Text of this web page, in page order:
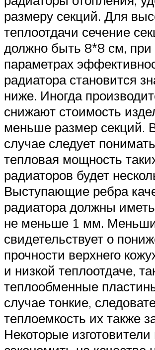
размеру секций. Для
теплоотдачи сечение
должно быть 8*8 см,
параметрах
радиатора становится
ниже. Иногда
снижают стоимость
меньше размер секций.
случае следует
тепловая мощность
радиаторов будет
Выступающие ребра
радиатора должны
не меньше 1 мм.
свидетельствует о
прочности верхнего
и низкой теплоотдаче,
теплообменные
случае тонкие,
теплоемкость их также
Некоторые